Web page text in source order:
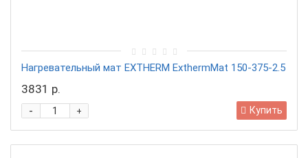
Нагревательный мат EXTHERM ExthermMat 150-375-2.5
3831 р.
+
- Купить